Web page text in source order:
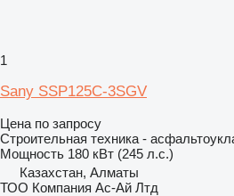
1
Sany SSP125C-3SGV
Цена по запросу
Строительная техника -
Мощность 180 кВт (245 л.с.)
Казахстан, Алматы
ТОО Компания Ас-Ай Лтд